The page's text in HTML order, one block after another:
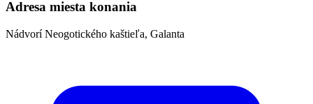
Adresa miesta konania
Nádvorí Neogotického kaštieľa, Galanta